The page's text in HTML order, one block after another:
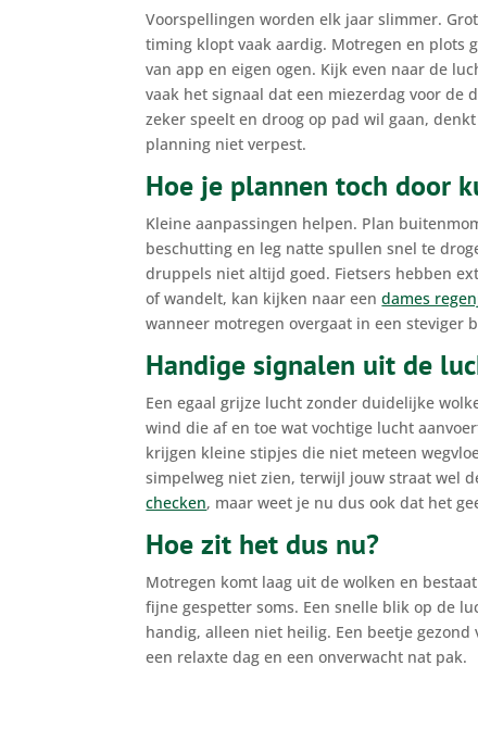
Voorspellingen worden elk jaar slimmer.
timing klopt vaak aardig. Motregen en plots
van app en eigen ogen. Kijk even naar de
vaak het signaal dat een miezerdag voor de
zeker speelt en droog op pad wil gaan, denkt
planning niet verpest.
Hoe je plannen toch door
Kleine aanpassingen helpen. Plan
beschutting en leg natte spullen snel te
druppels niet altijd goed. Fietsers hebben
of wandelt, kan kijken naar eendames
wanneer motregen overgaat in een steviger
Handige signalen uit de
Een egaal grijze lucht zonder duidelijke
wind die af en toe wat vochtige lucht
krijgen kleine stipjes die niet meteen
simpelweg niet zien, terwijl jouw straat wel
checken, maar weet je nu dus ook dat het
Hoe zit het dus nu?
Motregen komt laag uit de wolken en
fijne gespetter soms. Een snelle blik op de
handig, alleen niet heilig. Een beetje
een relaxte dag en een onverwacht nat pak.